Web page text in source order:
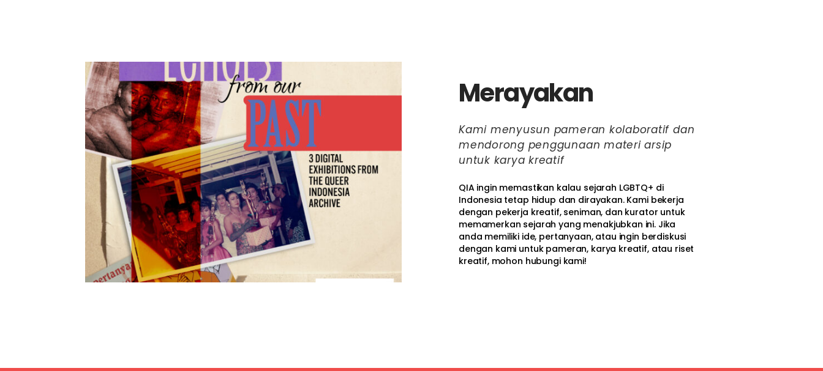
Merayakan
Kami menyusun pameran kolaboratif dan
mendorong penggunaan materi arsip
untuk karya kreatif
QIA ingin memastikan kalau sejarah LGBTQ+ di
Indonesia tetap hidup dan dirayakan. Kami bekerja
dengan pekerja kreatif, seniman, dan kurator untuk
memamerkan sejarah yang menakjubkan ini. Jika
anda memiliki ide, pertanyaan, atau ingin berdiskusi
dengan kami untuk pameran, karya kreatif, atau riset
kreatif, mohon hubungi kami!